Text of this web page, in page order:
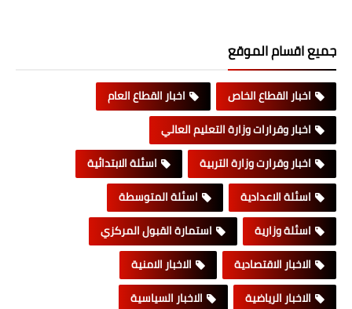
جميع اقسام الموقع
اخبار القطاع الخاص
اخبار القطاع العام
اخبار وقرارات وزارة التعليم العالي
اخبار وقرارت وزارة التربية
اسئلة الابتدائية
اسئلة الاعدادية
اسئلة المتوسطة
اسئلة وزارية
استمارة القبول المركزي
الاخبار الاقتصادية
الاخبار الامنية
الاخبار الرياضية
الاخبار السياسية